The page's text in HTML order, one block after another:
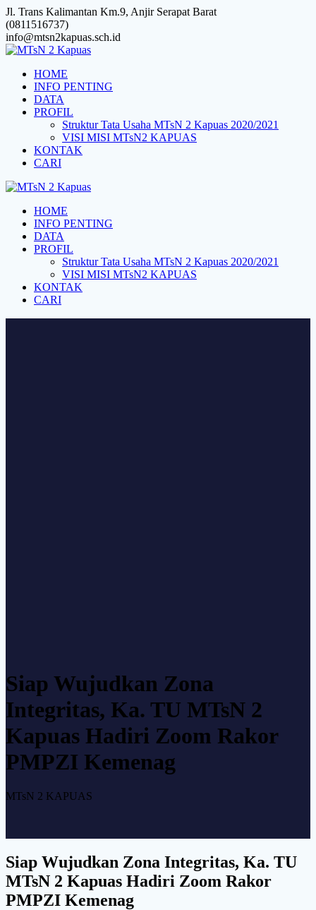
Skip
to
content
Jl. Trans Kalimantan Km.9, Anjir Serapat Barat
(0811516737)
info@mtsn2kapuas.sch.id
HOME
INFO PENTING
DATA
PROFIL
Struktur Tata Usaha MTsN 2 Kapuas 2020/2021
VISI MISI MTsN2 KAPUAS
KONTAK
CARI
HOME
INFO PENTING
DATA
PROFIL
Struktur Tata Usaha MTsN 2 Kapuas 2020/2021
VISI MISI MTsN2 KAPUAS
KONTAK
CARI
Siap Wujudkan Zona
Integritas, Ka. TU MTsN 2
Kapuas Hadiri Zoom Rakor
PMPZI Kemenag
MTsN 2 KAPUAS
Siap Wujudkan Zona Integritas, Ka. TU
MTsN 2 Kapuas Hadiri Zoom Rakor
PMPZI Kemenag